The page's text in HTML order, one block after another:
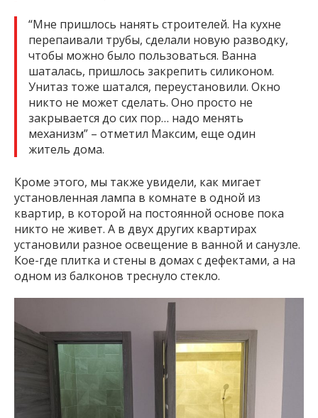
“Мне пришлось нанять строителей. На кухне
перепаивали трубы, сделали новую разводку,
чтобы можно было пользоваться. Ванна
шаталась, пришлось закрепить силиконом.
Унитаз тоже шатался, переустановили. Окно
никто не может сделать. Оно просто не
закрывается до сих пор… надо менять
механизм” – отметил Максим, еще один
житель дома.
Кроме этого, мы также увидели, как мигает
установленная лампа в комнате в одной из
квартир, в которой на постоянной основе пока
никто не живет. А в двух других квартирах
установили разное освещение в ванной и санузле.
Кое-где плитка и стены в домах с дефектами, а на
одном из балконов треснуло стекло.